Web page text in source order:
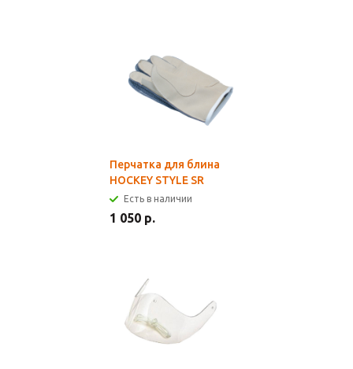
Перчатка для блина
HOCKEY STYLE SR
Есть в наличии
1 050 р.